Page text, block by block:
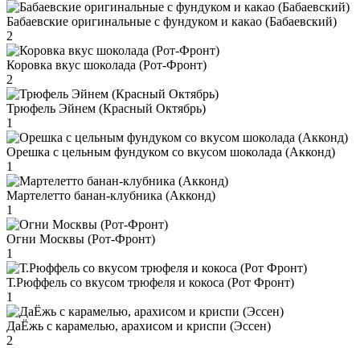
Бабаевские оригинальные с фундуком и какао (Бабаевский)
2
Коровка вкус шоколада (Рот-Фронт)
2
Трюфель Эйнем (Красный Октябрь)
1
Орешка с цельным фундуком со вкусом шоколада (Акконд)
1
Мартелетто банан-клубника (Акконд)
1
Огни Москвы (Рот-Фронт)
1
Т.Рюффель со вкусом трюфеля и кокоса (Рот Фронт)
1
ДаЁжь с карамелью, арахисом и криспи (Эссен)
2